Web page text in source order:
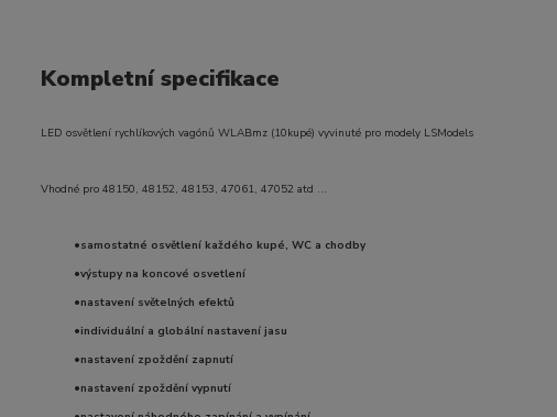
Kompletní specifikace
LED osvětlení rychlíkových vagónů WLABmz (10kupé) vyvinuté pro modely LSModels
Vhodné pro 48150, 48152, 48153, 47061, 47052 atd ...
•samostatné osvětlení každého kupé, WC a chodby
•výstupy na koncové osvetlení
•nastavení světelných efektů
•individuální a globální nastavení jasu
•nastavení zpoždění zapnutí
•nastavení zpoždění vypnutí